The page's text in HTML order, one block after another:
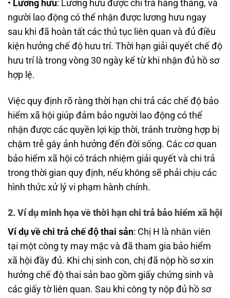
• Lương hưu: Lương hưu được chi trả hàng tháng, và
người lao động có thể nhận được lương hưu ngay
sau khi đã hoàn tất các thủ tục liên quan và đủ điều
kiện hưởng chế độ hưu trí. Thời hạn giải quyết chế độ
hưu trí là trong vòng 30 ngày kể từ khi nhận đủ hồ sơ
hợp lệ.
Việc quy định rõ ràng thời hạn chi trả các chế độ bảo
hiểm xã hội giúp đảm bảo người lao động có thể
nhận được các quyền lợi kịp thời, tránh trường hợp bị
chậm trễ gây ảnh hưởng đến đời sống. Các cơ quan
bảo hiểm xã hội có trách nhiệm giải quyết và chi trả
trong thời gian quy định, nếu không sẽ phải chịu các
hình thức xử lý vi phạm hành chính.
2. Ví dụ minh họa về thời hạn chi trả bảo hiểm xã hội
Ví dụ về chi trả chế độ thai sản: Chị H là nhân viên
tại một công ty may mặc và đã tham gia bảo hiểm
xã hội đầy đủ. Khi chị sinh con, chị đã nộp hồ sơ xin
hưởng chế độ thai sản bao gồm giấy chứng sinh và
các giấy tờ liên quan. Sau khi công ty nộp đủ hồ sơ